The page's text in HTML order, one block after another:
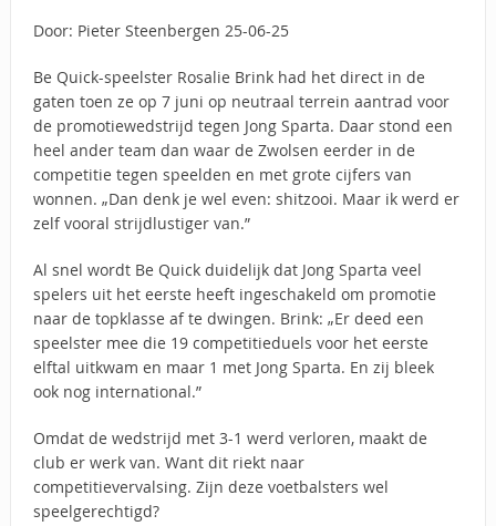
Door: Pieter Steenbergen 25-06-25
Be Quick-speelster Rosalie Brink had het direct in de
gaten toen ze op 7 juni op neutraal terrein aantrad voor
de promotiewedstrijd tegen Jong Sparta. Daar stond een
heel ander team dan waar de Zwolsen eerder in de
competitie tegen speelden en met grote cijfers van
wonnen. „Dan denk je wel even: shitzooi. Maar ik werd er
zelf vooral strijdlustiger van.”
Al snel wordt Be Quick duidelijk dat Jong Sparta veel
spelers uit het eerste heeft ingeschakeld om promotie
naar de topklasse af te dwingen. Brink: „Er deed een
speelster mee die 19 competitieduels voor het eerste
elftal uitkwam en maar 1 met Jong Sparta. En zij bleek
ook nog international.”
Omdat de wedstrijd met 3-1 werd verloren, maakt de
club er werk van. Want dit riekt naar
competitievervalsing. Zijn deze voetbalsters wel
speelgerechtigd?